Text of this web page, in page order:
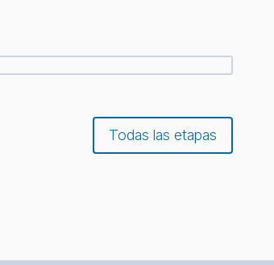
Todas las etapas